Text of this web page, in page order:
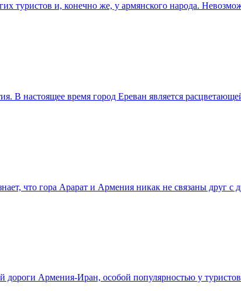
и, конечно же, у армянского народа.
В настоящее время город Ереван является
что гора Арарат и Армения никак не связаны друг с
Армения-Иран, особой популярностью у туристов